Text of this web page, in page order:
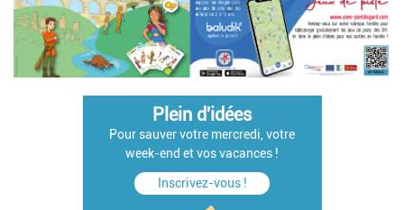
Plein d'idées
Pour sauver votre mercredi, votre
week-end et vos vacances !
Inscrivez-vous !